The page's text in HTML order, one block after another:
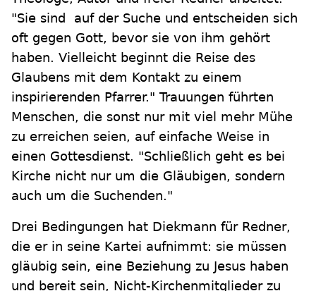
"Sie sind auf der Suche und entscheiden sich
oft gegen Gott, bevor sie von ihm gehört
haben. Vielleicht beginnt die Reise des
Glaubens mit dem Kontakt zu einem
inspirierenden Pfarrer." Trauungen führten
Menschen, die sonst nur mit viel mehr Mühe
zu erreichen seien, auf einfache Weise in
einen Gottesdienst. "Schließlich geht es bei
Kirche nicht nur um die Gläubigen, sondern
auch um die Suchenden."
Drei Bedingungen hat Diekmann für Redner,
die er in seine Kartei aufnimmt: sie müssen
gläubig sein, eine Beziehung zu Jesus haben
und bereit sein, Nicht-Kirchenmitglieder zu